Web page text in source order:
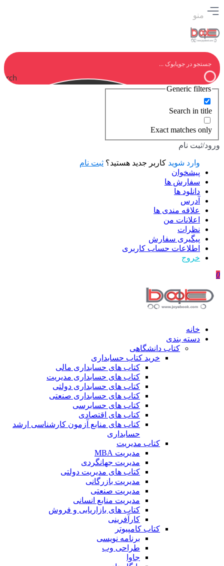
منو
Generic filters
Search in title
Exact matches only
ورود/ثبت نام
وارد شوید کاربر جدید هستید؟ ثبت نام
پیشخوان
سفارش ها
دانلود ها
آدرس
علاقه مندی ها
اعلانات من
نظرات
پیگیری سفارش
اطلاعات حساب كاربری
خروج
0
خانه
دسته بندی
کتاب دانشگاهی
خرید کتاب حسابداری
کتاب های حسابداری مالی
کتاب های حسابداری مدیریت
کتاب های حسابداری دولتی
کتاب های حسابداری صنعتی
کتاب های حسابرسی
کتاب های اقتصادی
کتاب های منابع آزمون کارشناسی ارشد
حسابداری
کتاب مدیریت
مدیریت MBA
مدیریت جهانگردی
کتاب های مدیریت دولتی
مدیریت بازرگانی
مدیریت صنعتی
مدیریت منابع انسانی
کتاب های بازاریابی و فروش
کارآفرینی
کتاب کامپیوتر
برنامه نویسی
طراحی وب
جاوا